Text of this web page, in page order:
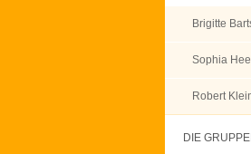
Brigitte
Sophia
Robert
DIE